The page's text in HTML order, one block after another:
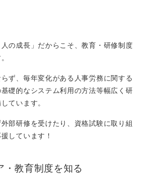
人の成長」だからこそ、教育・研修制度
ず、毎年変化がある人事労務に関する
礎的なシステム利用の方法等幅広く研
ています。
部研修を受けたり、資格試験に取り組
しています！
・教育制度を知る